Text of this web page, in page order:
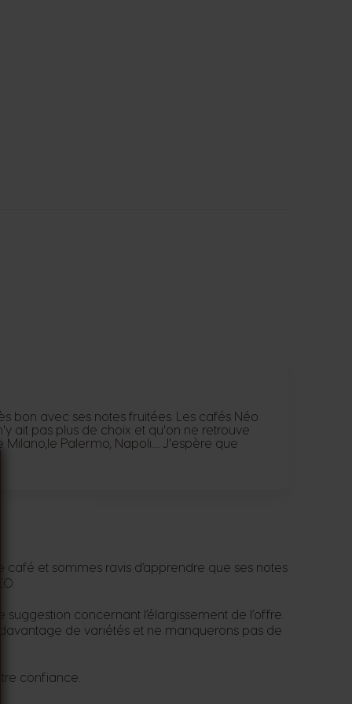
bon avec ses notes fruitées. Les cafés Néo
ait pas plus de choix et qu'on ne retrouve
Palermo, Napoli..... J'espère que
café et sommes ravis d’apprendre que ses notes
concernant l’élargissement de l’offre.
de variétés et ne manquerons pas de
confiance.